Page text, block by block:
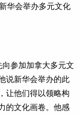
华会举办多元文化
参加加拿大多元文
说新华会举办的此
让他们得以领略构
的文化画卷。他感